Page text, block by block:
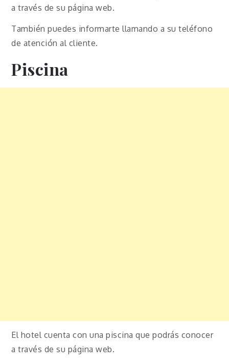
a través de su página web.
También puedes informarte llamando a su teléfono
de atención al cliente.
Piscina
El hotel cuenta con una piscina que podrás conocer
a través de su página web.